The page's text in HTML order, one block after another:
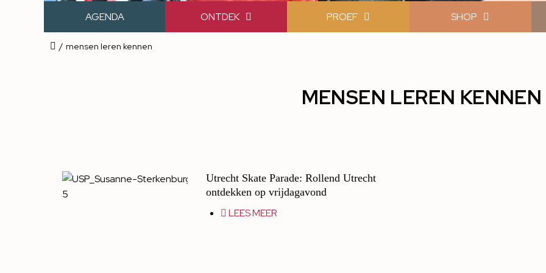
AGENDA ONTDEK PROEF SHOP
/ mensen leren kennen
MENSEN LEREN KENNEN
Utrecht Skate Parade: Rollend Utrecht
ontdekken op vrijdagavond
LEES MEER